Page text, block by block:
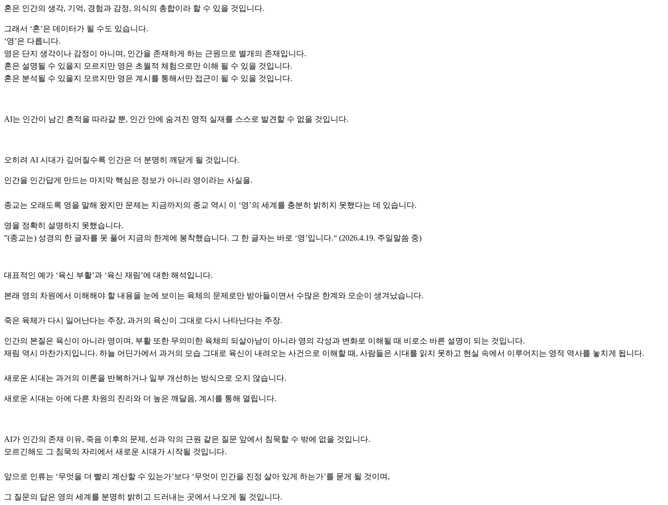
혼은 인간의 생각, 기억, 경험과 감정, 의식의 총합이라 할 수 있을 것입니다.
그래서 ‘혼’은 데이터가 될 수도 있습니다.
‘영’은 다릅니다.
영은 단지 생각이나 감정이 아니며, 인간을 존재하게 하는 근원으로 별개의 존재입니다.
혼은 설명될 수 있을지 모르지만 영은 초월적 체험으로만 이해 될 수 있을 것입니다.
혼은 분석될 수 있을지 모르지만 영은 계시를 통해서만 접근이 될 수 있을 것입니다.
AI는 인간이 남긴 흔적을 따라갈 뿐, 인간 안에 숨겨진 영적 실재를 스스로 발견할 수 없을 것입니다.
오히려 AI 시대가 깊어질수록 인간은 더 분명히 깨닫게 될 것입니다.
인간을 인간답게 만드는 마지막 핵심은 정보가 아니라 영이라는 사실을.
종교는 오래도록 영을 말해 왔지만 문제는 지금까지의 종교 역시 이 ‘영’의 세계를 충분히 밝히지 못했다는 데 있습니다.
영을 정확히 설명하지 못했습니다.
”(종교는) 성경의 한 글자를 못 풀어 지금의 한계에 봉착했습니다. 그 한 글자는 바로 ‘영’입니다.“ (2026.4.19. 주일말씀 중)
대표적인 예가 ‘육신 부활’과 ‘육신 재림’에 대한 해석입니다.
본래 영의 차원에서 이해해야 할 내용을 눈에 보이는 육체의 문제로만 받아들이면서 수많은 한계와 모순이 생겨났습니다.
죽은 육체가 다시 일어난다는 주장, 과거의 육신이 그대로 다시 나타난다는 주장.
인간의 본질은 육신이 아니라 영이며, 부활 또한 무의미한 육체의 되살아남이 아니라 영의 각성과 변화로 이해될 때 비로소 바른 설명이 되는 것입니다.
재림 역시 마찬가지입니다. 하늘 어딘가에서 과거의 모습 그대로 육신이 내려오는 사건으로 이해할 때, 사람들은 시대를 읽지 못하고 현실 속에서 이루어지는 영적 역사를 놓치게 됩니다.
새로운 시대는 과거의 이론을 반복하거나 일부 개선하는 방식으로 오지 않습니다.
새로운 시대는 아에 다른 차원의 진리와 더 높은 깨달음, 계시를 통해 열립니다.
AI가 인간의 존재 이유, 죽음 이후의 문제, 선과 악의 근원 같은 질문 앞에서 침묵할 수 밖에 없을 것입니다.
모르긴해도 그 침묵의 자리에서 새로운 시대가 시작될 것입니다.
앞으로 인류는 ‘무엇을 더 빨리 계산할 수 있는가’보다 ‘무엇이 인간을 진정 살아 있게 하는가’를 묻게 될 것이며,
그 질문의 답은 영의 세계를 분명히 밝히고 드러내는 곳에서 나오게 될 것입니다.